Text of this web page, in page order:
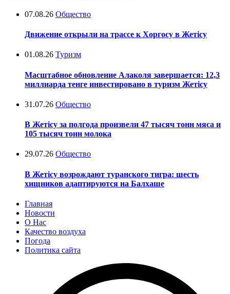
07.08.26 Общество
Движение открыли на трассе к Хоргосу в Жетісу
01.08.26 Туризм
Масштабное обновление Алаколя завершается: 12,3
миллиарда тенге инвестировано в туризм Жетісу
31.07.26 Общество
В Жетісу за полгода произвели 47 тысяч тонн мяса и
105 тысяч тонн молока
29.07.26 Общество
В Жетісу возрождают туранского тигра: шесть
хищников адаптируются на Балхаше
Главная
Новости
О Нас
Качество воздуха
Погода
Политика сайта